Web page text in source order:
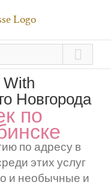
With
Новгорода
по
по адресу в
этих услуг
и необычные и